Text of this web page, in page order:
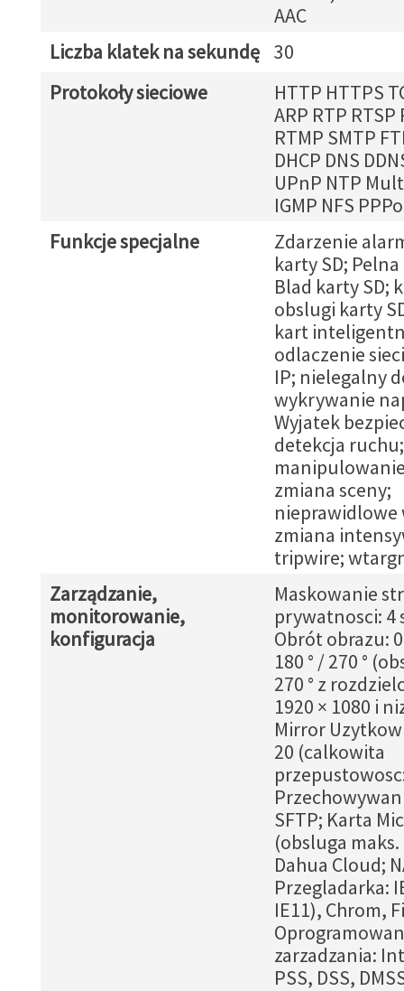
AAC
Liczba klatek na sekundę 30
Protokoły sieciowe
HTTP HTTPS
ARP RTP RTSP
RTMP SMTP
DHCP DNS
UPnP NTP
IGMP NFS
Funkcje specjalne
Zdarzenie
karty SD;
Blad karty SD;
obslugi karty
kart
odlaczenie
IP; nielegalny
wykrywanie
Wyjatek
detekcja ruchu;
zmiana sceny;
nieprawidlowe
zmiana
tripwire;
Zarządzanie,
monitorowanie,
konfiguracja
Maskowanie
prywatnosci: 4
Obrót obrazu: 0
180 ° / 270 °
270 ° z
1920 × 1080 i
Mirror
20 (calkowita
SFTP; Karta
(obsluga maks.
Dahua Cloud;
Przegladarka:
IE11), Chrom,
zarzadzania:
PSS, DSS,